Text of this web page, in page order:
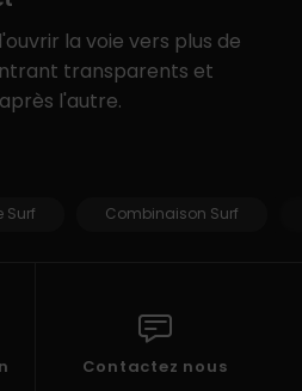
la voie vers plus de
transparents et
l'autre.
Surf Combinaison Surf
Contactez nous